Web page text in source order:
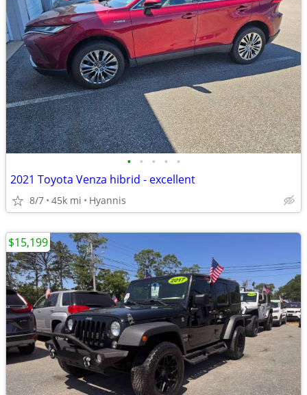
• • • • •
2021 Toyota Venza hibrid - excellent
8/7 45k mi Hyannis
$15,199